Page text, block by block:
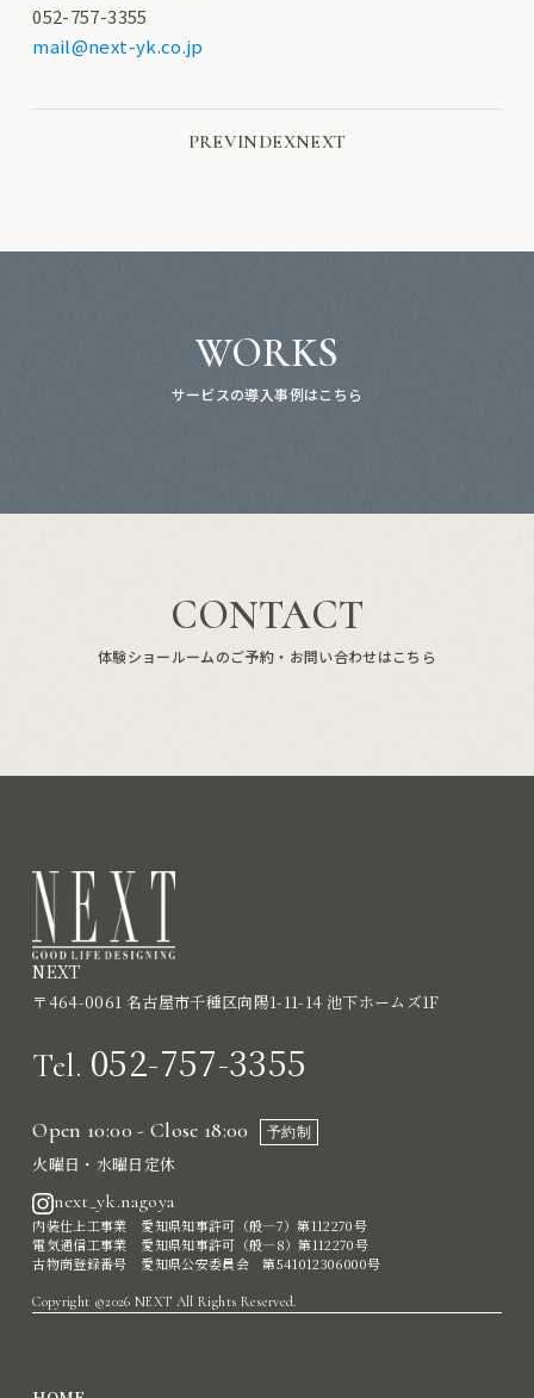
052-757-3355
mail@next-yk.co.jp
PREVINDEXNEXT
WORKS
サービスの導入事例はこちら
CONTACT
体験ショールームのご予約・お問い合わせはこちら
NEXT
〒464-0061 名古屋市千種区向陽1-11-14 池下ホームズ1F
Tel. 052-757-3355
Open 10:00 - Close 18:00 予約制
火曜日・水曜日定休
next_yk.nagoya
内装仕上工事業 愛知県知事許可（般―7）第112270号
電気通信工事業 愛知県知事許可（般―8）第112270号
古物商登録番号 愛知県公安委員会 第541012306000号
Copyright ©2026 NEXT All Rights Reserved.